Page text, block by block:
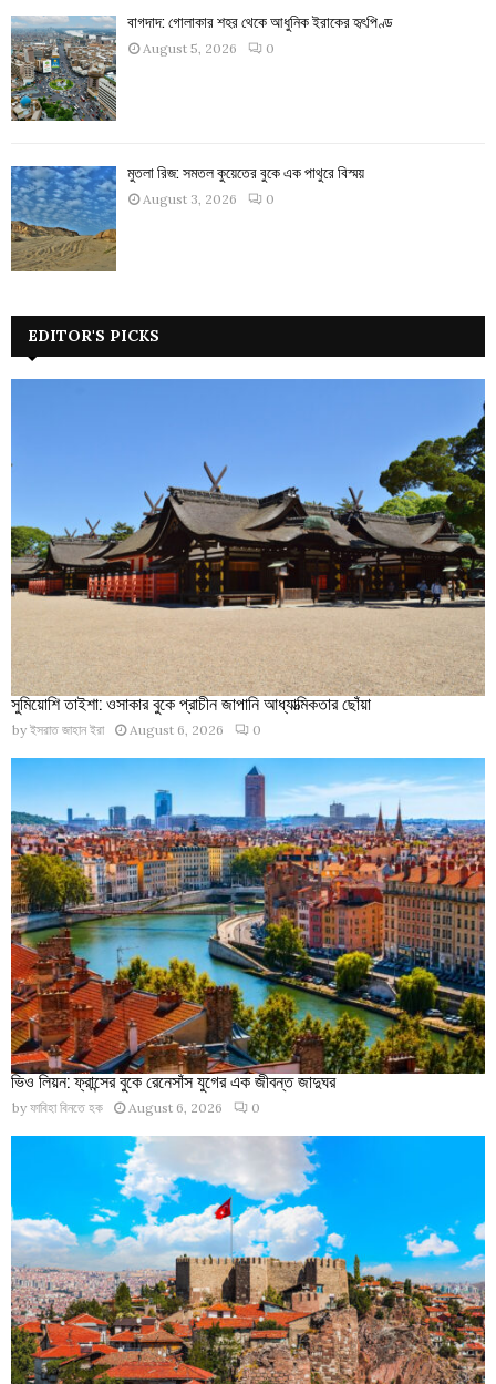
বাগদাদ: গোলাকার শহর থেকে আধুনিক ইরাকের হৃৎপিণ্ড
August 5, 2026 0
মুতলা রিজ: সমতল কুয়েতের বুকে এক পাথুরে বিস্ময়
August 3, 2026 0
EDITOR'S PICKS
সুমিয়োশি তাইশা: ওসাকার বুকে প্রাচীন জাপানি আধ্যাত্মিকতার ছোঁয়া
by ইসরাত জাহান ইরা August 6, 2026 0
ভিও লিয়ন: ফ্রান্সের বুকে রেনেসাঁস যুগের এক জীবন্ত জাদুঘর
by ফাবিহা বিনতে হক August 6, 2026 0